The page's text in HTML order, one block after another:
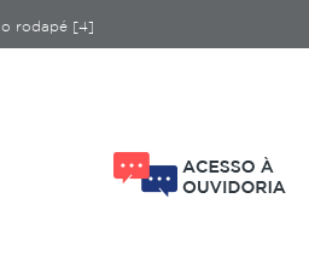
o rodapé [4]